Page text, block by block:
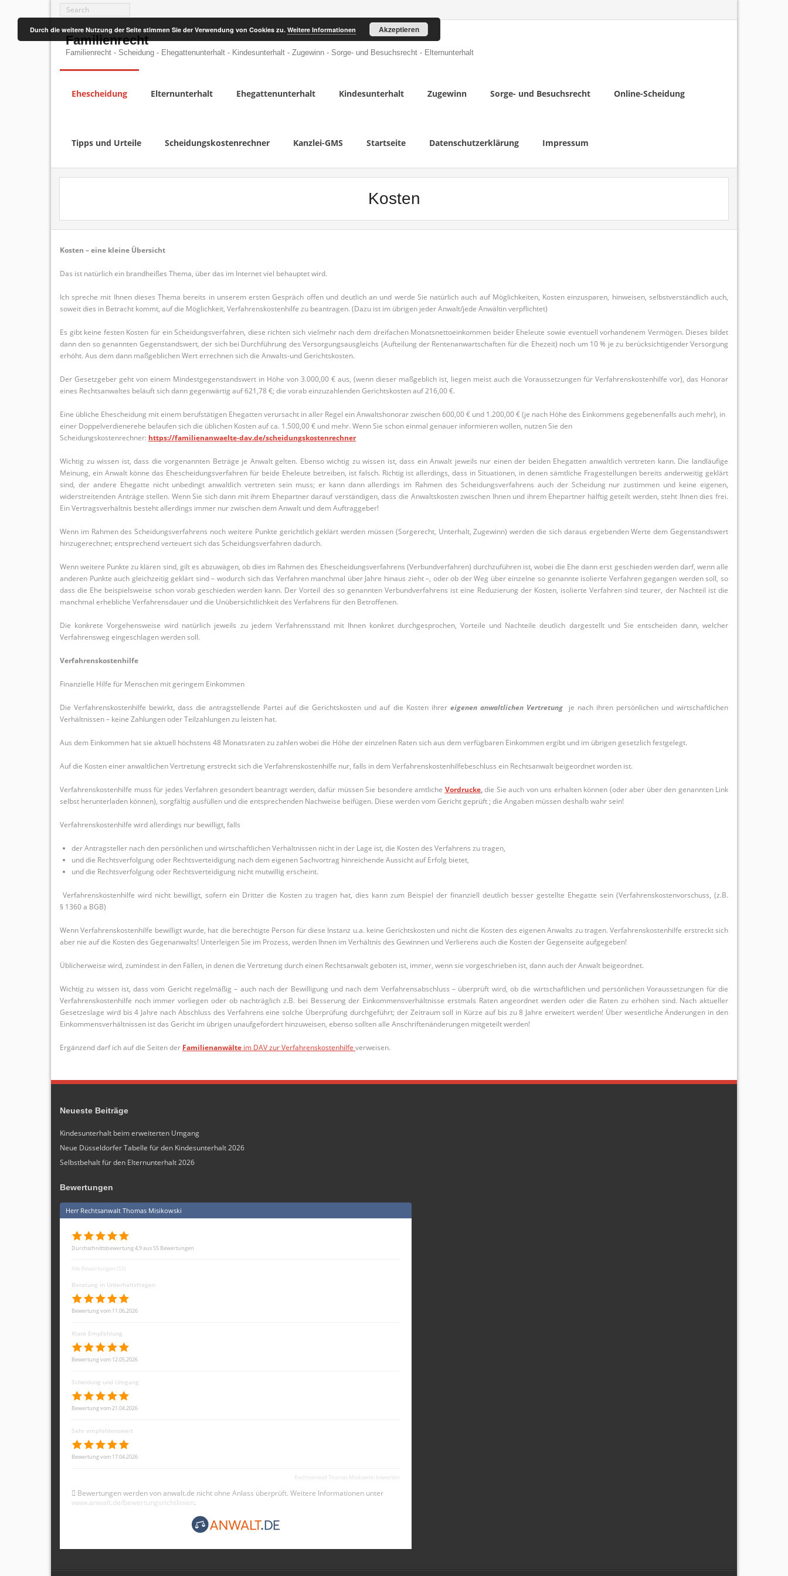
Skip
to
content
Familienrecht
Familienrecht - Scheidung - Ehegattenunterhalt - Kindesunterhalt - Zugewinn - Sorge- und Besuchsrecht - Elternunterhalt
Ehescheidung Elternunterhalt Ehegattenunterhalt Kindesunterhalt Zugewinn Sorge- und Besuchsrecht Online-Scheidung
Tipps und Urteile Scheidungskostenrechner Kanzlei-GMS Startseite Datenschutzerklärung Impressum
Kosten
Kosten – eine kleine Übersicht
Das ist natürlich ein brandheißes Thema, über das im Internet viel behauptet wird.
Ich spreche mit Ihnen dieses Thema bereits in unserem ersten Gespräch offen und deutlich an und werde Sie natürlich auch auf Möglichkeiten, Kosten einzusparen, hinweisen, selbstverständlich auch,
soweit dies in Betracht kommt, auf die Möglichkeit, Verfahrenskostenhilfe zu beantragen. (Dazu ist im übrigen jeder Anwalt/jede Anwältin verpflichtet)
Es gibt keine festen Kosten für ein Scheidungsverfahren, diese richten sich vielmehr nach dem dreifachen Monatsnettoeinkommen beider Eheleute sowie eventuell vorhandenem Vermögen. Dieses bildet
dann den so genannten Gegenstandswert, der sich bei Durchführung des Versorgungsausgleichs (Aufteilung der Rentenanwartschaften für die Ehezeit) noch um 10 % je zu berücksichtigender Versorgung
erhöht. Aus dem dann maßgeblichen Wert errechnen sich die Anwalts-und Gerichtskosten.
Der Gesetzgeber geht von einem Mindestgegenstandswert in Höhe von 3.000,00 € aus, (wenn dieser maßgeblich ist, liegen meist auch die Voraussetzungen für Verfahrenskostenhilfe vor), das Honorar
eines Rechtsanwaltes beläuft sich dann gegenwärtig auf 621,78 €; die vorab einzuzahlenden Gerichtskosten auf 216,00 €.
Eine übliche Ehescheidung mit einem berufstätigen Ehegatten verursacht in aller Regel ein Anwaltshonorar zwischen 600,00 € und 1.200,00 € (je nach Höhe des Einkommens gegebenenfalls auch mehr), in
einer Doppelverdienerehe belaufen sich die üblichen Kosten auf ca. 1.500,00 € und mehr. Wenn Sie schon einmal genauer informieren wollen, nutzen Sie den
Scheidungskostenrechner: https://familienanwaelte-dav.de/scheidungskostenrechner
Wichtig zu wissen ist, dass die vorgenannten Beträge je Anwalt gelten. Ebenso wichtig zu wissen ist, dass ein Anwalt jeweils nur einen der beiden Ehegatten anwaltlich vertreten kann. Die landläufige
Meinung, ein Anwalt könne das Ehescheidungsverfahren für beide Eheleute betreiben, ist falsch. Richtig ist allerdings, dass in Situationen, in denen sämtliche Fragestellungen bereits anderweitig geklärt
sind, der andere Ehegatte nicht unbedingt anwaltlich vertreten sein muss; er kann dann allerdings im Rahmen des Scheidungsverfahrens auch der Scheidung nur zustimmen und keine eigenen,
widerstreitenden Anträge stellen. Wenn Sie sich dann mit ihrem Ehepartner darauf verständigen, dass die Anwaltskosten zwischen Ihnen und ihrem Ehepartner hälftig geteilt werden, steht Ihnen dies frei.
Ein Vertragsverhältnis besteht allerdings immer nur zwischen dem Anwalt und dem Auftraggeber!
Wenn im Rahmen des Scheidungsverfahrens noch weitere Punkte gerichtlich geklärt werden müssen (Sorgerecht, Unterhalt, Zugewinn) werden die sich daraus ergebenden Werte dem Gegenstandswert
hinzugerechnet; entsprechend verteuert sich das Scheidungsverfahren dadurch.
Wenn weitere Punkte zu klären sind, gilt es abzuwägen, ob dies im Rahmen des Ehescheidungsverfahrens (Verbundverfahren) durchzuführen ist, wobei die Ehe dann erst geschieden werden darf, wenn alle
anderen Punkte auch gleichzeitig geklärt sind – wodurch sich das Verfahren manchmal über Jahre hinaus zieht –, oder ob der Weg über einzelne so genannte isolierte Verfahren gegangen werden soll, so
dass die Ehe beispielsweise schon vorab geschieden werden kann. Der Vorteil des so genannten Verbundverfahrens ist eine Reduzierung der Kosten, isolierte Verfahren sind teurer, der Nachteil ist die
manchmal erhebliche Verfahrensdauer und die Unübersichtlichkeit des Verfahrens für den Betroffenen.
Die konkrete Vorgehensweise wird natürlich jeweils zu jedem Verfahrensstand mit Ihnen konkret durchgesprochen, Vorteile und Nachteile deutlich dargestellt und Sie entscheiden dann, welcher
Verfahrensweg eingeschlagen werden soll.
Verfahrenskostenhilfe
Finanzielle Hilfe für Menschen mit geringem Einkommen
Die Verfahrenskostenhilfe bewirkt, dass die antragstellende Partei auf die Gerichtskosten und auf die Kosten ihrer eigenen anwaltlichen Vertretungje nach ihren persönlichen und wirtschaftlichen
Verhältnissen – keine Zahlungen oder Teilzahlungen zu leisten hat.
Aus dem Einkommen hat sie aktuell höchstens 48 Monatsraten zu zahlen wobei die Höhe der einzelnen Raten sich aus dem verfügbaren Einkommen ergibt und im übrigen gesetzlich festgelegt.
Auf die Kosten einer anwaltlichen Vertretung erstreckt sich die Verfahrenskostenhilfe nur, falls in dem Verfahrenskostenhilfebeschluss ein Rechtsanwalt beigeordnet worden ist.
Verfahrenskostenhilfe muss für jedes Verfahren gesondert beantragt werden, dafür müssen Sie besondere amtliche Vordrucke,die Sie auch von uns erhalten können (oder aber über den genannten Link
selbst herunterladen können), sorgfältig ausfüllen und die entsprechenden Nachweise beifügen. Diese werden vom Gericht geprüft ; die Angaben müssen deshalb wahr sein!
Verfahrenskostenhilfe wird allerdings nur bewilligt, falls
der Antragsteller nach den persönlichen und wirtschaftlichen Verhältnissen nicht in der Lage ist, die Kosten des Verfahrens zu tragen,
und die Rechtsverfolgung oder Rechtsverteidigung nach dem eigenen Sachvortrag hinreichende Aussicht auf Erfolg bietet,
und die Rechtsverfolgung oder Rechtsverteidigung nicht mutwillig erscheint.
Verfahrenskostenhilfe wird nicht bewilligt, sofern ein Dritter die Kosten zu tragen hat, dies kann zum Beispiel der finanziell deutlich besser gestellte Ehegatte sein (Verfahrenskostenvorschuss, (z.B.
§ 1360 a BGB)
Wenn Verfahrenskostenhilfe bewilligt wurde, hat die berechtigte Person für diese Instanz u.a. keine Gerichtskosten und nicht die Kosten des eigenen Anwalts zu tragen. Verfahrenskostenhilfe erstreckt sich
aber nie auf die Kosten des Gegenanwalts! Unterleigen Sie im Prozess, werden Ihnen im Verhältnis des Gewinnen und Verlierens auch die Kosten der Gegenseite aufgegeben!
Üblicherweise wird, zumindest in den Fällen, in denen die Vertretung durch einen Rechtsanwalt geboten ist, immer, wenn sie vorgeschrieben ist, dann auch der Anwalt beigeordnet.
Wichtig zu wissen ist, dass vom Gericht regelmäßig – auch nach der Bewilligung und nach dem Verfahrensabschluss – überprüft wird, ob die wirtschaftlichen und persönlichen Voraussetzungen für die
Verfahrenskostenhilfe noch immer vorliegen oder ob nachträglich z.B. bei Besserung der Einkommensverhältnisse erstmals Raten angeordnet werden oder die Raten zu erhöhen sind. Nach aktueller
Gesetzeslage wird bis 4 Jahre nach Abschluss des Verfahrens eine solche Überprüfung durchgeführt; der Zeitraum soll in Kürze auf bis zu 8 Jahre erweitert werden! Über wesentliche Änderungen in den
Einkommensverhältnissen ist das Gericht im übrigen unaufgefordert hinzuweisen, ebenso sollten alle Anschriftenänderungen mitgeteilt werden!
Ergänzend darf ich auf die Seiten der Familienanwälte im DAV zur Verfahrenskostenhilfe verweisen.
Neueste Beiträge
Kindesunterhalt beim erweiterten Umgang
Neue Düsseldorfer Tabelle für den Kindesunterhalt 2026
Selbstbehalt für den Elternunterhalt 2026
Bewertungen
Herr Rechtsanwalt Thomas Misikowski
Durchschnittsbewertung 4,9 aus 55 Bewertungen
Alle Bewertungen (55)
Beratung in Unterhaltsfragen
Bewertung vom 11.06.2026
Klare Empfehlung
Bewertung vom 12.05.2026
Scheidung und Umgang
Bewertung vom 21.04.2026
Sehr empfehlenswert
Bewertung vom 17.04.2026
Rechtsanwalt Thomas Misikowski bewerten
Bewertungen werden von anwalt.de nicht ohne Anlass überprüft. Weitere Informationen unter
www.anwalt.de/bewertungsrichtlinien.
Durch die weitere Nutzung der Seite stimmen Sie der Verwendung von Cookies zu. Weitere Informationen Akzeptieren